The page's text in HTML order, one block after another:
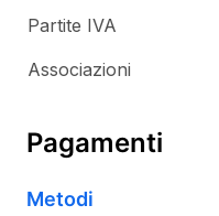
Partite IVA
Associazioni
Pagamenti
Metodi